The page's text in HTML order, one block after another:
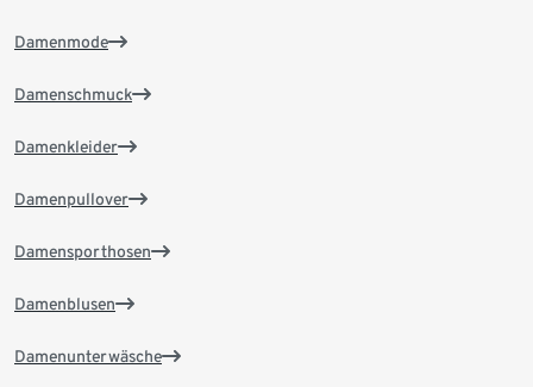
Damenmode
Damenschmuck
Damenkleider
Damenpullover
Damensporthosen
Damenblusen
Damenunterwäsche